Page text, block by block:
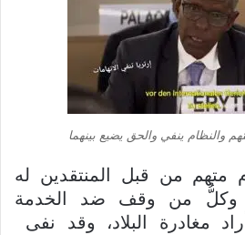
والنظام ينفي والحق يضيع بينهما
متهم من قبل المنتقدين له
وكلُّ من وقف ضد الخدمة
مغادرة البلاد، وقد نفى